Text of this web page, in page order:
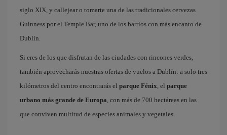
siglo XIX, y callejear o tomarte una de las tradicionales cervezas
Guinness por el Temple Bar, uno de los barrios con más encanto de
Dublín.
Si eres de los que disfrutan de las ciudades con rincones verdes,
también aprovecharás nuestras ofertas de vuelos a Dublín: a solo tres
kilómetros del centro encontrarás el parque Fénix , el parque
urbano más grande de Europa , con más de 700 hectáreas en las
que conviven multitud de especies animales y vegetales.